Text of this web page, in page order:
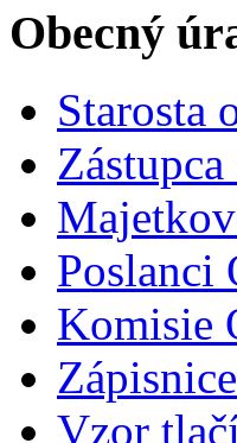
Obecný
Starosta
Poslanci
Komisie
Vzor